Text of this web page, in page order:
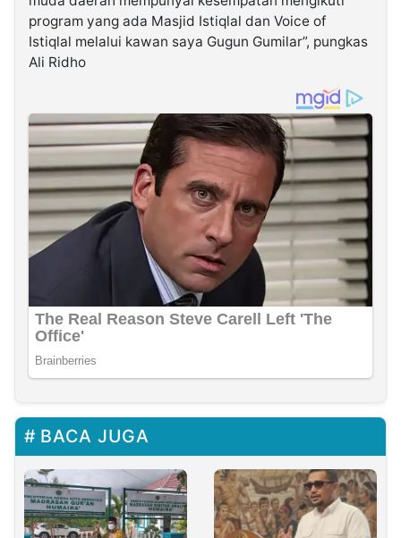
program yang ada Masjid Istiqlal dan Voice of
Istiqlal melalui kawan saya Gugun Gumilar”, pungkas
Ali Ridho
BACA JUGA